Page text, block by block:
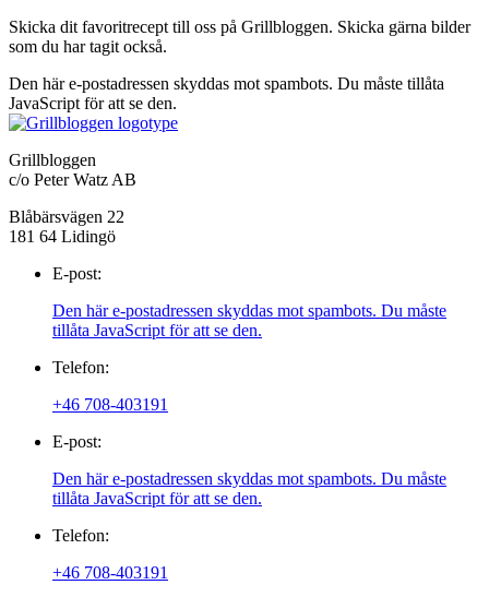
Skicka dit favoritrecept till oss på Grillbloggen. Skicka gärna bilder
som du har tagit också.
Den här e-postadressen skyddas mot spambots. Du måste tillåta
JavaScript för att se den.
Grillbloggen
c/o Peter Watz AB
Blåbärsvägen 22
181 64 Lidingö
E-post:
Den här e-postadressen skyddas mot spambots. Du måste
tillåta JavaScript för att se den.
Telefon:
+46 708-403191
E-post:
Den här e-postadressen skyddas mot spambots. Du måste
tillåta JavaScript för att se den.
Telefon:
+46 708-403191